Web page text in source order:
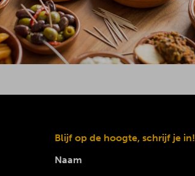
Blijf op de hoogte, schrijf je in!
Naam